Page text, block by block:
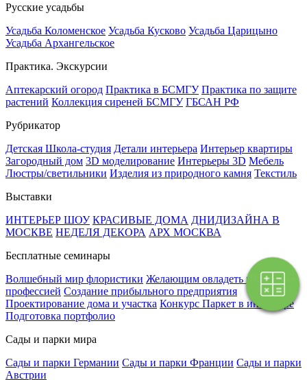
Поэтапная
оплата
Русские усадьбы
Усадьба Коломенское Усадьба Кусково Усадьба Царицыно
Усадьба Архангельское
Практика. Экскурсии
Аптекарский огород Практика в БСМГУ Практика по защите
растений Коллекция сиреней БСМГУ ГБСАН РФ
Рубрикатор
Детская Школа-студия Детали интерьера Интерьер квартиры
Загородный дом 3D моделирование Интерьеры 3D Мебель
Люстры/светильники Изделия из природного камня Текстиль
Выставки
ИНТЕРЬЕР ШОУ КРАСИВЫЕ ДОМА ДНИДИЗАЙНА В
МОСКВЕ НЕДЕЛЯ ДЕКОРА АРХ МОСКВА
Бесплатные семинары
Волшебный мир флористики Желающим овладеть новой
профессией Создание прибыльного предприятия
Проектирование дома и участка Конкурс Паркет в интерьере
Подготовка портфолио
Сады и парки мира
Сады и парки Германии Сады и парки Франции Сады и парки
Австрии